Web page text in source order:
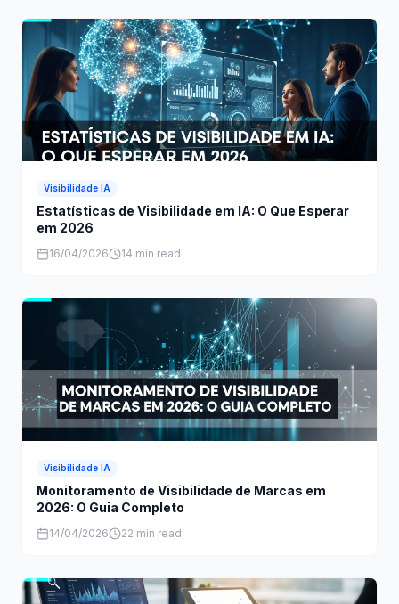
Artigos relacionados Ver tudo
Visibilidade IA
Estatísticas de Visibilidade em IA: O Que Esperar
16/04/2026 14 min read
Visibilidade IA
Monitoramento de Visibilidade de Marcas em
14/04/2026 22 min read